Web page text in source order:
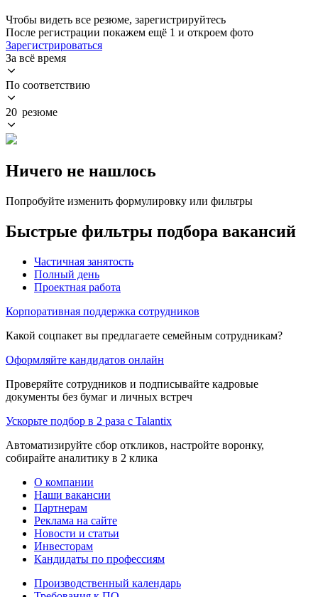
Чтобы видеть все резюме, зарегистрируйтесь
После регистрации покажем ещё 1 и откроем фото
Зарегистрироваться
За всё время
По соответствию
20 резюме
Ничего не нашлось
Попробуйте изменить формулировку или фильтры
Быстрые фильтры подбора вакансий
Частичная занятость
Полный день
Проектная работа
Корпоративная поддержка сотрудников
Какой соцпакет вы предлагаете семейным сотрудникам?
Оформляйте кандидатов онлайн
Проверяйте сотрудников и подписывайте кадровые
документы без бумаг и личных встреч
Ускорьте подбор в 2 раза с Talantix
Автоматизируйте сбор откликов, настройте воронку,
собирайте аналитику в 2 клика
О компании
Наши вакансии
Партнерам
Реклама на сайте
Новости и статьи
Инвесторам
Кандидаты по профессиям
Производственный календарь